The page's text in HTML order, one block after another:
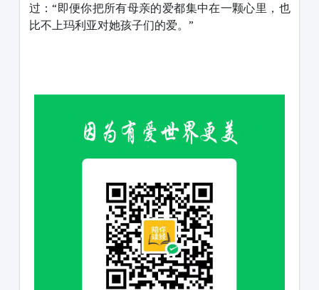
过：“即便你把所有母亲的爱都集中在一颗心里，也
比不上玛利亚对她孩子们的爱。”